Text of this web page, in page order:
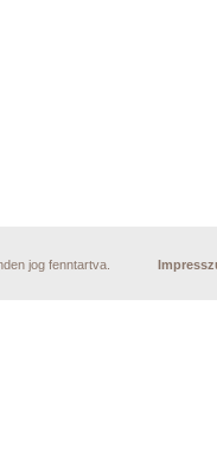
jog fenntartva.